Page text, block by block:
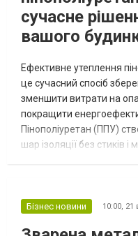
металлообработк...
сучасне
вашого
Ефективне утеплення
це сучасний спосіб
зменшити витрати на
покращити
Пінополіуретан (ППУ)
шар ізоляції без стиків і
дахів, стін, підлог, горищ
Бізнес новини 10:00, 21